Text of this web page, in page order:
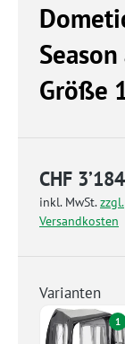
Größe
CHF
inkl. MwSt.zzgl.
Versandkosten
Varianten
1